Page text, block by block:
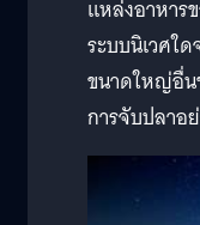
แหล่งอาหาร
ระบบนิเวศใ
ขนาดใหญ่อื่น
การจับปลาอ